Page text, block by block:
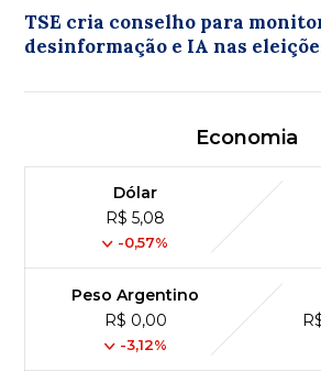
TSE cria conselho para
desinformação e IA nas
Economia
Dólar
R$ 5,08
-0,57%
Peso Argentino
R$ 0,00
-3,12%